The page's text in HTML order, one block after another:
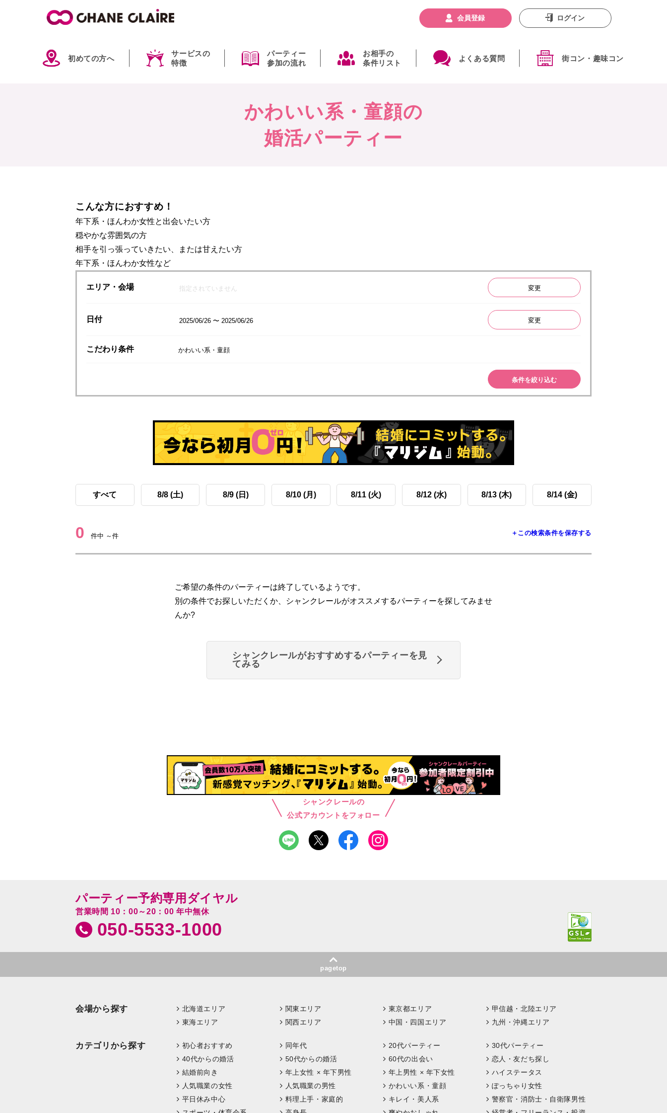
初めての方へ
サービスの
特徴
パーティー
参加の流れ
お相手の
条件リスト
よくある質問 街コン・趣味コン
会員登録 ログイン
かわいい系・童顔の
婚活パーティー
こんな方におすすめ！
年下系・ほんわか女性と出会いたい方
穏やかな雰囲気の方
相手を引っ張っていきたい、または甘えたい方
年下系・ほんわか女性など
エリア・会場 指定されていません 変更
日付 2025/06/26 〜 2025/06/26 変更
こだわり条件 かわいい系・童顔
条件を絞り込む
すべて 8/8 (土) 8/9 (日) 8/10 (月) 8/11 (火) 8/12 (水) 8/13 (木) 8/14 (金)
0 件中 ～件 ＋この検索条件を保存する
ご希望の条件のパーティーは終了しているようです。
別の条件でお探しいただくか、シャンクレールがオススメするパーティーを探してみませ
んか?
シャンクレールがおすすめするパーティーを見
てみる
シャンクレールの
公式アカウントをフォロー
パーティー予約専用ダイヤル
営業時間 10：00～20：00 年中無休
050-5533-1000
pagetop
会場から探す 北海道エリア 関東エリア 東京都エリア
甲信越・北陸エリア
東海エリア
関西エリア 中国・四国エリア 九州・沖縄エリア
カテゴリから探す 初心者おすすめ 同年代 20代パーティー
30代パーティー
40代からの婚活
50代からの婚活 60代の出会い
恋人・友だち探し
結婚前向き
年上女性 × 年下男性 年上男性 × 年下女性
ハイステータス
人気職業の女性
人気職業の男性 かわいい系・童顔
ぽっちゃり女性
平日休み中心
料理上手・家庭的 キレイ・美人系
警察官・消防士・自衛隊男性